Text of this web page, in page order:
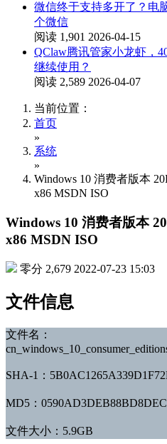
微信终于支持多开了？电
个微信
阅读 1,901 2026-04-15
QClaw腾讯管家小龙虾，
继续使用？
阅读 2,589 2026-04-07
当前位置：
首页
»
系统
»
Windows 10 消费者版本
x86 MSDN ISO
Windows 10 消费者版本
x86 MSDN ISO
零分 2,679 2022-07-23 15:03
文件信息
文件名：
SHA-1：
MD5：
文件大小：5.9GB